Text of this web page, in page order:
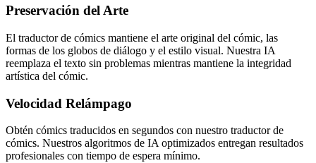
Preservación del Arte
El traductor de cómics mantiene el arte original del cómic, las
formas de los globos de diálogo y el estilo visual. Nuestra IA
reemplaza el texto sin problemas mientras mantiene la integridad
artística del cómic.
Velocidad Relámpago
Obtén cómics traducidos en segundos con nuestro traductor de
cómics. Nuestros algoritmos de IA optimizados entregan resultados
profesionales con tiempo de espera mínimo.